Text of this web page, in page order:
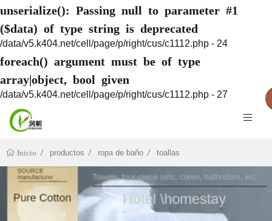
unserialize(): Passing null to parameter #1
($data) of type string is deprecated
/data/v5.k404.net/cell/page/p/right/cus/c1112.php - 24
foreach() argument must be of type
array|object, bool given
/data/v5.k404.net/cell/page/p/right/cus/c1112.php - 27
Inicio productos ropa de baño toallas